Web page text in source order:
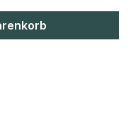
Wert